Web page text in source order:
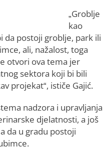
„Groblje
kao
da postoji groblje, park ili
ali, nažalost, toga
otvori ova tema jer
sektora koji bi bili
projekat“, ističe Gajić.
nadzora i upravljanja
djelatnosti, a još
da u gradu postoji